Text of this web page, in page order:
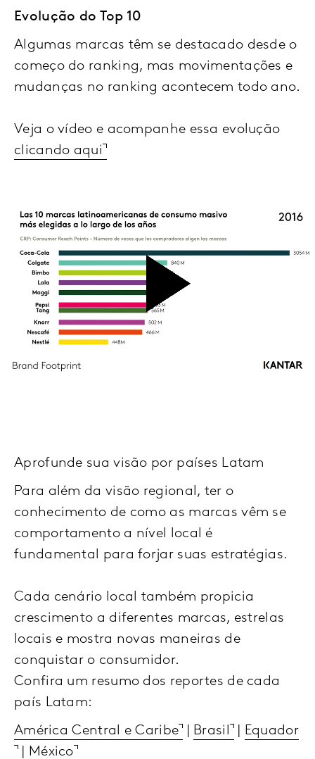
Evolução do Top 10
Algumas marcas têm se destacado desde o
começo do ranking, mas movimentações e
mudanças no ranking acontecem todo ano.
Veja o vídeo e acompanhe essa evolução
clicando aqui
Aprofunde sua visão por países Latam
Para além da visão regional, ter o
conhecimento de como as marcas vêm se
comportamento a nível local é
fundamental para forjar suas estratégias.
Cada cenário local também propicia
crescimento a diferentes marcas, estrelas
locais e mostra novas maneiras de
conquistar o consumidor.
Confira um resumo dos reportes de cada
país Latam:
América Central e Caribe
Brasil |
Equador
México